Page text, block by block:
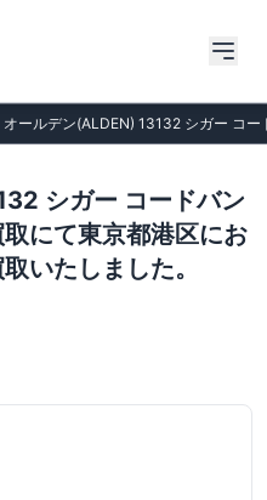
オールデン(ALDEN) 13132 シガー コ
シガー コードバン
にて東京都港区にお
いたしました。